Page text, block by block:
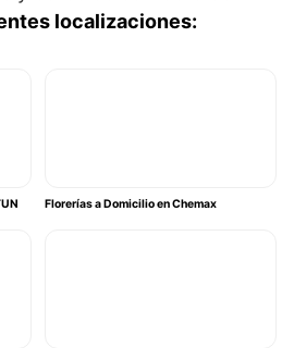
localizaciones:
Florerías a Domicilio en Chemax